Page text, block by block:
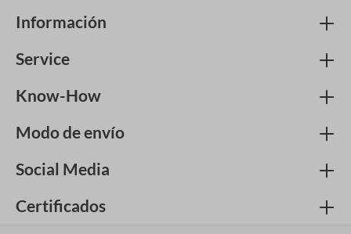
Información
Service
Know-How
Modo de envío
Social Media
Certificados